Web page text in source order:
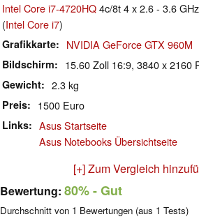
Intel Core i7-4720HQ4c/8t 4 x 2.6 - 3.6 GHz
(Intel Core i7)
Grafikkarte NVIDIA GeForce GTX 960M
Bildschirm 15.60 Zoll 16:9, 3840 x 2160
Gewicht 2.3 kg
Preis 1500 Euro
Links
Asus Startseite
Asus Notebooks Übersichtseite
[+] Zum Vergleich
Bewertung: 80%- Gut
Durchschnitt von 1 Bewertungen (aus 1 Tests)